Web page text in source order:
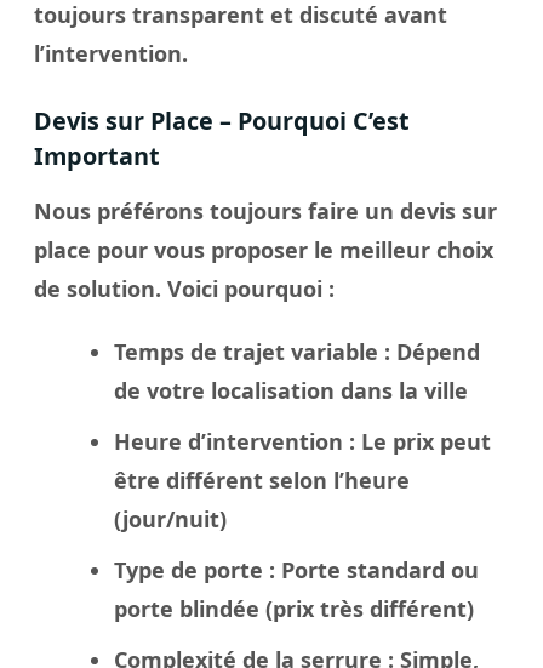
toujours transparent et discuté avant
l’intervention.
Devis sur Place – Pourquoi C’est
Important
Nous préférons toujours faire un devis sur
place pour vous proposer le meilleur choix
de solution. Voici pourquoi :
Temps de trajet variable : Dépend
de votre localisation dans la ville
Heure d’intervention : Le prix peut
être différent selon l’heure
(jour/nuit)
Type de porte : Porte standard ou
porte blindée (prix très différent)
Complexité de la serrure : Simple,